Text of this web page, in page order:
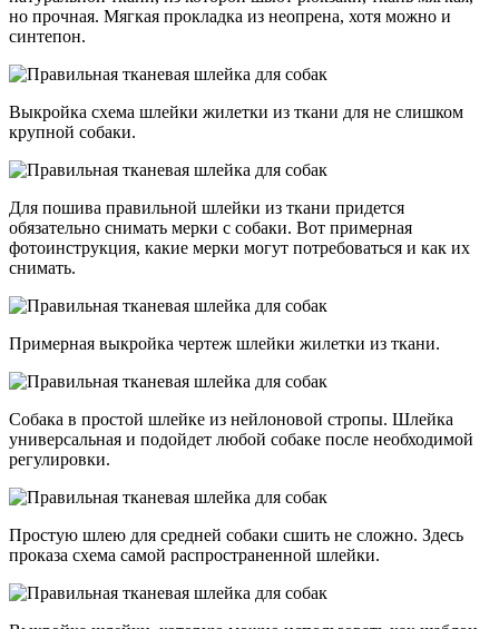
но прочная. Мягкая прокладка из неопрена, хотя можно и
синтепон.
Выкройка схема шлейки жилетки из ткани для не слишком
крупной собаки.
Для пошива правильной шлейки из ткани придется
обязательно снимать мерки с собаки. Вот примерная
фотоинструкция, какие мерки могут потребоваться и как их
снимать.
Примерная выкройка чертеж шлейки жилетки из ткани.
Собака в простой шлейке из нейлоновой стропы. Шлейка
универсальная и подойдет любой собаке после необходимой
регулировки.
Простую шлею для средней собаки сшить не сложно. Здесь
проказа схема самой распространенной шлейки.